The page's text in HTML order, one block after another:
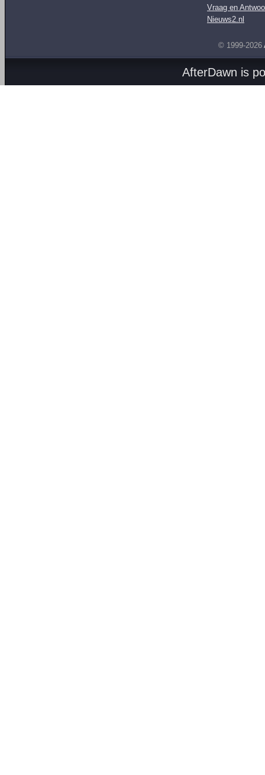
Vraag en
Nieuws2.nl
© 1999-2026
AfterDawn is